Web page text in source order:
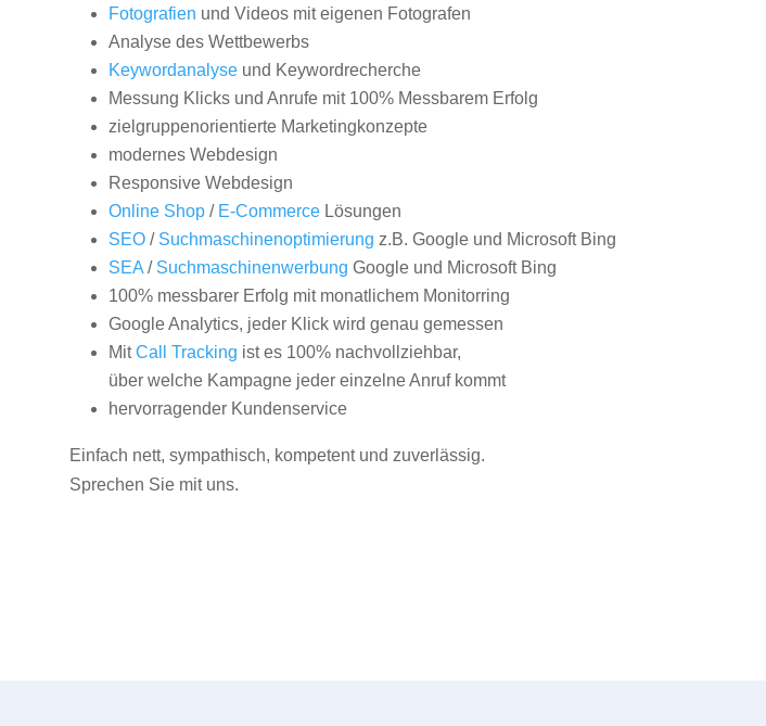
Fotografien und Videos mit eigenen Fotografen
Analyse des Wettbewerbs
Keywordanalyseund Keywordrecherche
Messung Klicks und Anrufe mit 100% Messbarem Erfolg
zielgruppenorientierte Marketingkonzepte
modernes Webdesign
Responsive Webdesign
Online Shop/ E-CommerceLösungen
SEO/ Suchmaschinenoptimierung z.B. Google und Microsoft Bing
SEA/ Suchmaschinenwerbung Google und Microsoft Bing
100% messbarer Erfolg mit monatlichem Monitorring
Google Analytics, jeder Klick wird genau gemessen
MitCall Tracking ist es 100% nachvollziehbar,
über welche Kampagne jeder einzelne Anruf kommt
hervorragender Kundenservice
Einfach nett, sympathisch, kompetent und zuverlässig.
Sprechen Sie mit uns.